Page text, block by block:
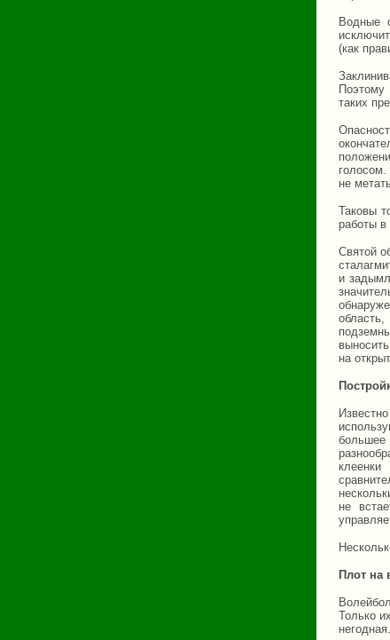
Водные
(как
Поэтому
таких
не
Таковы
работы в
Святой
и
на
большее
не
Плот на
Только